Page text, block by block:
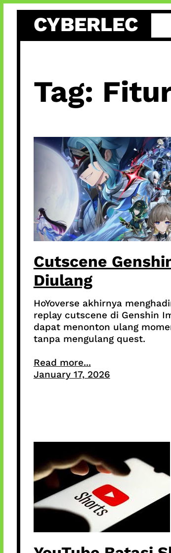
content
CYBERLEC
Tag:
Cutscene
Diulang
HoYoverse akhirnya
replay cutscene di Genshin
dapat menonton ulang
tanpa mengulang quest.
Read more...
January 17, 2026